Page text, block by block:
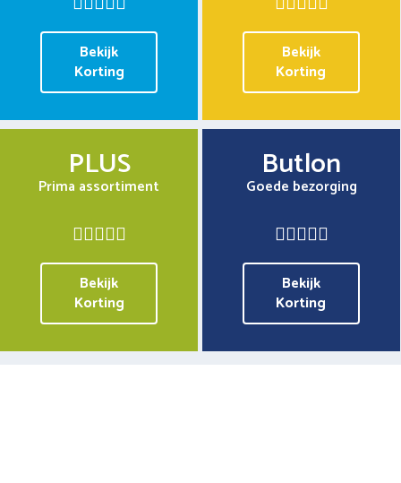
Bekijk
Korting
Bekijk
Korting
PLUS
Prima assortiment
Bekijk
Korting
Butlon
Goede bezorging
Bekijk
Korting